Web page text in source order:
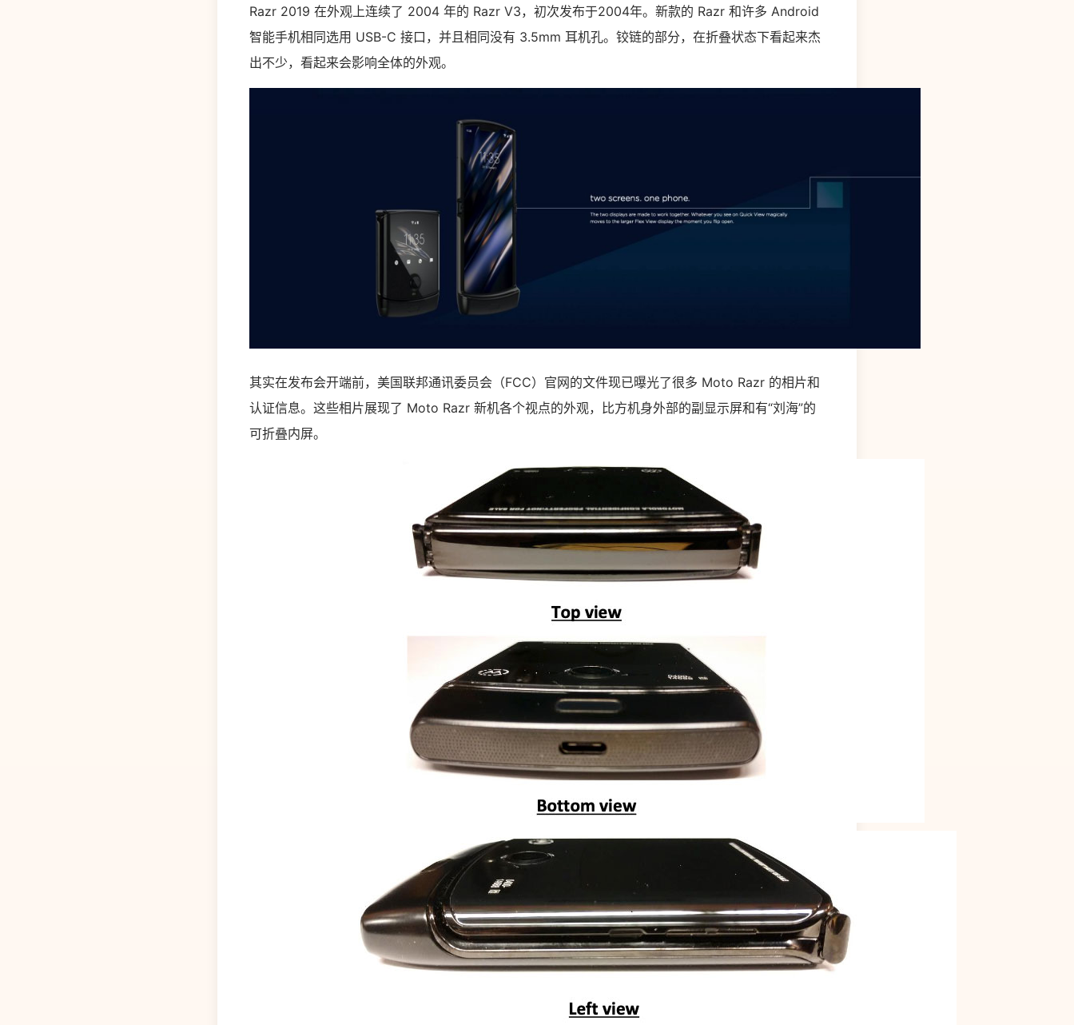
Razr 2019 在外观上连续了 2004 年的 Razr V3，初次发布于2004年。新款的 Razr 和许多 Android
智能手机相同选用 USB-C 接口，并且相同没有 3.5mm 耳机孔。铰链的部分，在折叠状态下看起来杰
出不少，看起来会影响全体的外观。
其实在发布会开端前，美国联邦通讯委员会（FCC）官网的文件现已曝光了很多 Moto Razr 的相片和
认证信息。这些相片展现了 Moto Razr 新机各个视点的外观，比方机身外部的副显示屏和有“刘海”的
可折叠内屏。